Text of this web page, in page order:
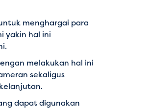
menghargai para
yakin hal ini
melakukan hal ini
sekaligus
dapat digunakan